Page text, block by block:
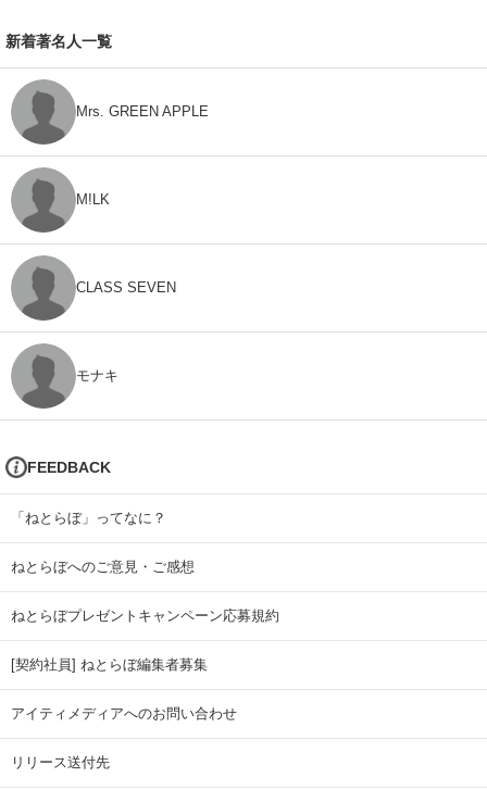
新着著名人一覧
Mrs. GREEN APPLE
M!LK
CLASS SEVEN
モナキ
FEEDBACK
「ねとらぼ」ってなに？
ねとらぼへのご意見・ご感想
ねとらぼプレゼントキャンペーン応募規約
[契約社員] ねとらぼ編集者募集
アイティメディアへのお問い合わせ
リリース送付先